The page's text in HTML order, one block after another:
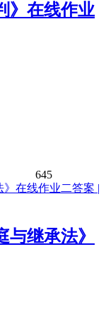
》在线作业
645
继承法》